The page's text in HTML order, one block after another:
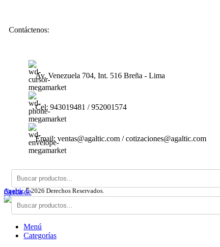
Contáctenos:
Av. Venezuela 704, Int. 516 Breña - Lima
Cel: 943019481 / 952001574
Email: ventas@agaltic.com / cotizaciones@agaltic.com
Agaltic 2026 Derechos Reservados.
Cerca de
Menú
Categorías